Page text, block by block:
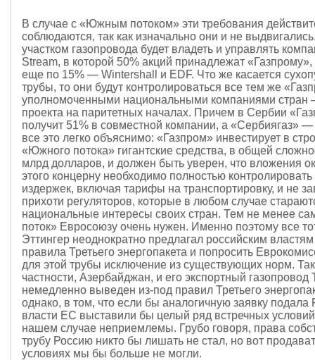
В случае с «Южным потоком» эти требования
соблюдаются, так как изначально они и не
участком газопровода будет владеть и управлять
Stream, в которой 50% акций принадлежат
еще по 15% — Wintershall и EDF. Что же касается
трубы, то они будут контролироваться все тем же
уполномоченными национальными компаниями стран
проекта на паритетных началах. Причем в Сербии
получит 51% в совместной компании, а «Сербиягаз»
все это легко объяснимо: «Газпром» инвестирует в
«Южного потока» гигантские средства, в общей
млрд долларов, и должен быть уверен, что вложения
этого концерну необходимо полностью
издержек, включая тарифы на транспортировку, и не
прихоти регуляторов, которые в любом случае
национальные интересы своих стран. Тем не менее
поток» Евросоюзу очень нужен. Именно поэтому все
Эттингер неоднократно предлагал российским
правила Третьего энергопакета и попросить
для этой трубы исключение из существующих норм.
частности, Азербайджан, и его экспортный газопровод
немедленно выведен из-под правил Третьего
однако, в том, что если бы аналогичную заявку подала
власти ЕС выставили бы целый ряд встречных
нашем случае неприемлемы. Грубо говоря, права
трубу Россию никто бы лишать не стал, но вот
условиях мы бы больше не могли.